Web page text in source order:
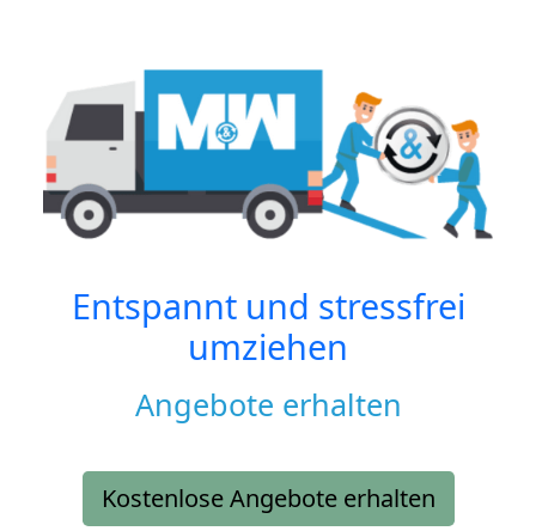
Entspannt und stressfrei
umziehen
Angebote erhalten
Kostenlose Angebote erhalten